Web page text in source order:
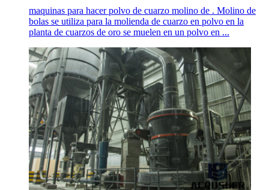
maquinas para hacer polvo de cuarzo molino de . Molino de
bolas se utiliza para la molienda de cuarzo en polvo en la
planta de cuarzos de oro se muelen en un polvo en ...